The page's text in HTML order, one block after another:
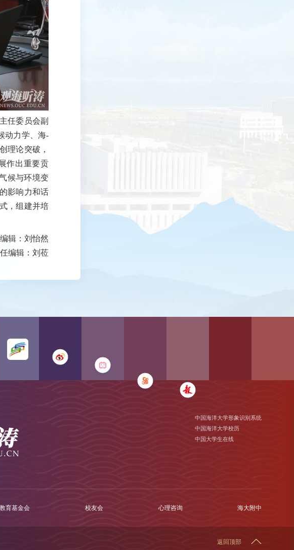
任委员会副
动力学、海-
理论突破，
作出重要贡
候与环境变
影响力和话
，组建并培
编辑：刘怡然
编辑：刘莅
中国海洋大学形象识别系统
中国海洋大学校历
中国大学生在线
教育基金会 校友会 心理咨询 海大附中
返回顶部